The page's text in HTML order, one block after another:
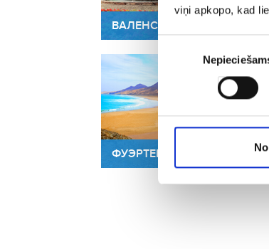
viņi apkopo, kad
Piekrišanas
ВАЛЕНСИЯ
ФУЭРТЕВЕНТУРА